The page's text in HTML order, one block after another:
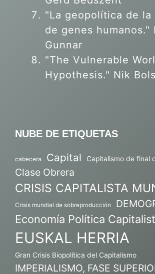
"La geopolítica de la
de genes humanos."
Gunnar
"The Vulnerable
Hypothesis." Nik
NUBE DE ETIQUETAS
cabecera Capital Capitalismo de final
Clase Obrera
CRISIS CAPITALISTA
Crisis mundial de sobreproducción
Economía Política
EUSKAL HERRIA
Gran Crisis Biopolítica del Capitalismo
IMPERIALISMO, FASE